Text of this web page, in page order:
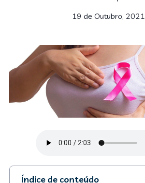
19 de Outubro, 2021
Índice de conteúdo